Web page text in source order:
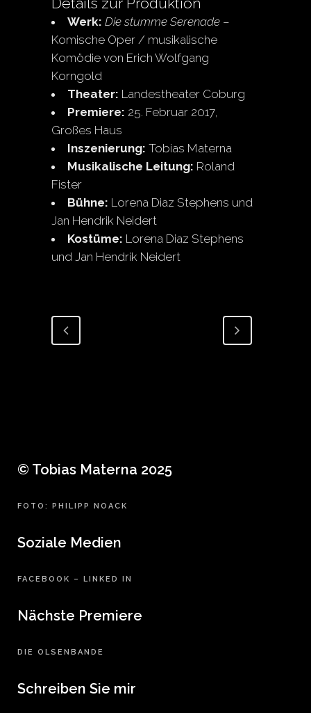
Werk: Die stumme Serenade –
Komische Oper / musikalische
Komödie von Erich Wolfgang
Korngold
Theater: Landestheater Coburg
Premiere: 25. Februar 2017,
Großes Haus
Inszenierung: Tobias Materna
Musikalische Leitung: Roland
Fister
Bühne: Lorena Diaz Stephens und
Jan Hendrik Neidert
Kostüme: Lorena Diaz Stephens
und Jan Hendrik Neidert
© Tobias Materna 2025
FOTO: PHILIPP NOACK
Soziale Medien
FACEBOOK – LINKED IN
Nächste Premiere
DIE OLSENBANDE
Schreiben Sie mir